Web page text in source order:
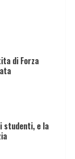
di Forza
studenti, e la